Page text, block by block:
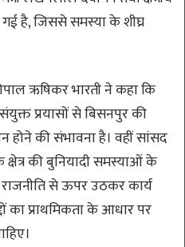
है, जिससे समस्या के शीघ्र
ऋषिकर भारती ने कहा कि
प्रयासों से बिसनपुर की
की संभावना है। वहीं सांसद
क्षेत्र की बुनियादी समस्याओं के
से ऊपर उठकर कार्य
का प्राथमिकता के आधार पर